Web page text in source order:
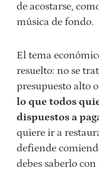
de acostarse,
música de fondo.
El tema
resuelto: no se
presupuesto alto
lo que todos
dispuestos a
quiere ir a
defiende
debes saberlo